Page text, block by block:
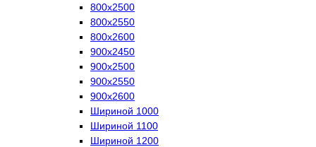
800х2500
800х2550
800х2600
900х2450
900х2500
900х2550
900х2600
Шириной 1000
Шириной 1100
Шириной 1200